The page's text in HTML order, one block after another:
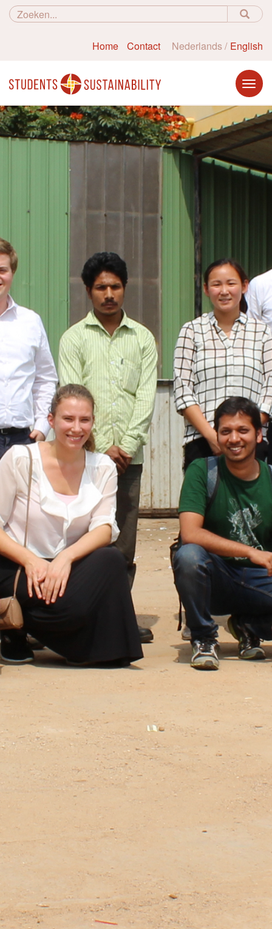
Home Contact Nederlands English